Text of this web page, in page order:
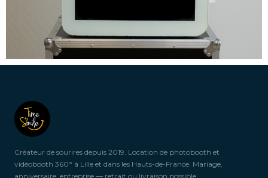
Créateur de sourires depuis 2019. Location de photobooth et
vidéobooth 360° à Lille et dans les Hauts-de-France. Mariage,
anniversaire, entreprise — retrait ou livraison possible.